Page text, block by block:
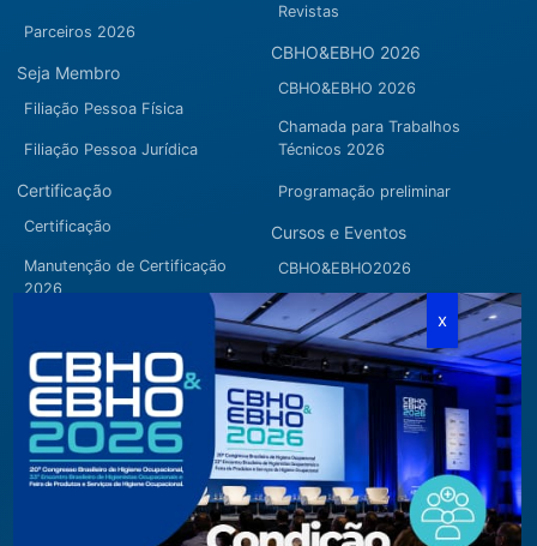
Parceiros 2026
Seja Membro
Filiação Pessoa Física
Filiação Pessoa Jurídica
Certificação
Certificação
Manutenção de Certificação
2026
Revistas
CBHO&EBHO 2026
CBHO&EBHO 2026
Chamada para Trabalhos
Técnicos 2026
Programação preliminar
Cursos e Eventos
CBHO&EBHO2026
Cursos Modulares
Eventos Apoiados
Eventos Regionais
Loja